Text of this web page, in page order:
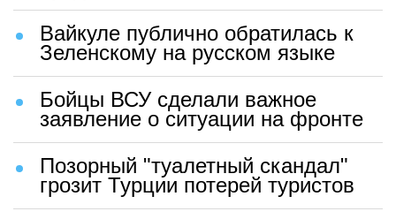
Вайкуле публично обратилась к
Зеленскому на русском языке
Бойцы ВСУ сделали важное
заявление о ситуации на фронте
Позорный "туалетный скандал"
грозит Турции потерей туристов